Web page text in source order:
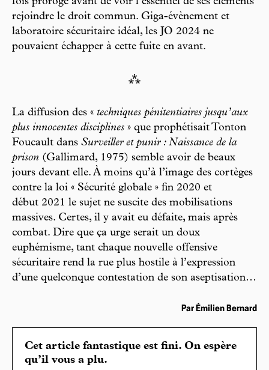
rejoindre le droit commun. Giga-évènement et
laboratoire sécuritaire idéal, les JO 2024 ne
pouvaient échapper à cette fuite en avant.
⁂
La diffusion des « techniques pénitentiaires jusqu’aux
plus innocentes disciplines » que prophétisait Tonton
Foucault dans Surveiller et punir : Naissance de la
prison (Gallimard, 1975) semble avoir de beaux
jours devant elle. À moins qu’à l’image des cortèges
contre la loi « Sécurité globale » fin 2020 et
début 2021 le sujet ne suscite des mobilisations
massives. Certes, il y avait eu défaite, mais après
combat. Dire que ça urge serait un doux
euphémisme, tant chaque nouvelle offensive
sécuritaire rend la rue plus hostile à l’expression
d’une quelconque contestation de son aseptisation…
Par Émilien Bernard
Cet article fantastique est fini. On espère
qu’il vous a plu.